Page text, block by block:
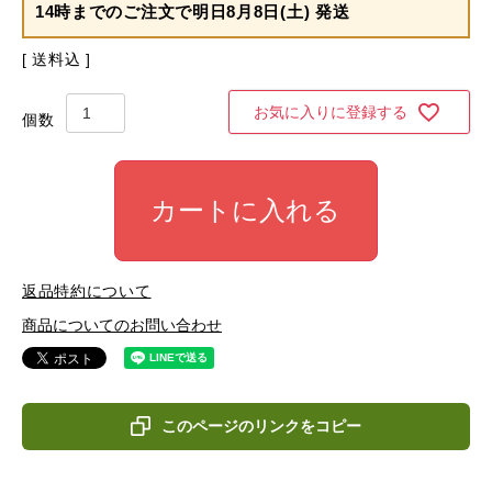
14時までのご注文で明日8月8日(土) 発送
送料込
お気に入りに登録する
カートに入れる
返品特約について
商品についてのお問い合わせ
このページのリンクをコピー